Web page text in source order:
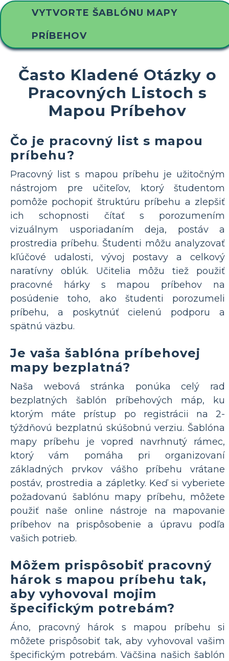
VYTVORTE ŠABLÓNU MAPY
PRÍBEHOV
Často Kladené Otázky o
Pracovných Listoch s
Mapou Príbehov
Čo je pracovný list s mapou
príbehu?
Pracovný list s mapou príbehu je užitočným
nástrojom pre učiteľov, ktorý študentom
pomôže pochopiť štruktúru príbehu a zlepšiť
ich schopnosti čítať s porozumením
vizuálnym usporiadaním deja, postáv a
prostredia príbehu. Študenti môžu analyzovať
kľúčové udalosti, vývoj postavy a celkový
naratívny oblúk. Učitelia môžu tiež použiť
pracovné hárky s mapou príbehov na
posúdenie toho, ako študenti porozumeli
príbehu, a poskytnúť cielenú podporu a
spätnú väzbu.
Je vaša šablóna príbehovej
mapy bezplatná?
Naša webová stránka ponúka celý rad
bezplatných šablón príbehových máp, ku
ktorým máte prístup po registrácii na 2-
týždňovú bezplatnú skúšobnú verziu. Šablóna
mapy príbehu je vopred navrhnutý rámec,
ktorý vám pomáha pri organizovaní
základných prvkov vášho príbehu vrátane
postáv, prostredia a zápletky. Keď si vyberiete
požadovanú šablónu mapy príbehu, môžete
použiť naše online nástroje na mapovanie
príbehov na prispôsobenie a úpravu podľa
vašich potrieb.
Môžem prispôsobiť pracovný
hárok s mapou príbehu tak,
aby vyhovoval mojim
špecifickým potrebám?
Áno, pracovný hárok s mapou príbehu si
môžete prispôsobiť tak, aby vyhovoval vašim
špecifickým potrebám. Väčšina našich šablón